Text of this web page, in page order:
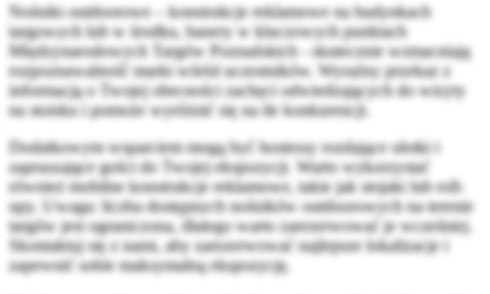
Nośniki outdoorowe – konstrukcje reklamowe na budynkach
targowych lub w środku, banery w kluczowych punktach
Międzynarodowych Targów Poznańskich - skutecznie wzmacniają
rozpoznawalność marki wśród uczestników. Wyraźny przekaz z
informacją o Twojej obecności zachęci odwiedzających do wizyty
na stoisku i pomoże wyróżnić się na tle konkurencji.
Dodatkowym wsparciem mogą być hostessy rozdające ulotki i
zapraszające gości do Twojej ekspozycji. Warto wykorzystać
również mobilne konstrukcje reklamowe, takie jak stojaki lub roll-
upy. Uwaga: liczba dostępnych nośników outdoorowych na terenie
targów jest ograniczona, dlatego warto zarezerwować je wcześniej.
Skontaktuj się z nami, aby zarezerwować najlepsze lokalizacje i
zapewnić sobie maksymalną ekspozycję.